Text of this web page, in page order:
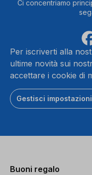
Ci concentriamo
Per iscriverti alla
ultime novità sui
accettare i cookie di
Gestisci
Buoni regalo